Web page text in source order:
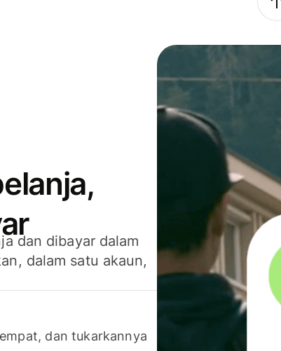
dan dibayar dalam
dalam satu akaun,
dan tukarkannya